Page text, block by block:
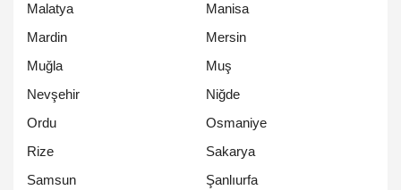
Malatya
Manisa
Mardin
Mersin
Muğla
Muş
Nevşehir
Niğde
Ordu
Osmaniye
Rize
Sakarya
Samsun
Şanlıurfa